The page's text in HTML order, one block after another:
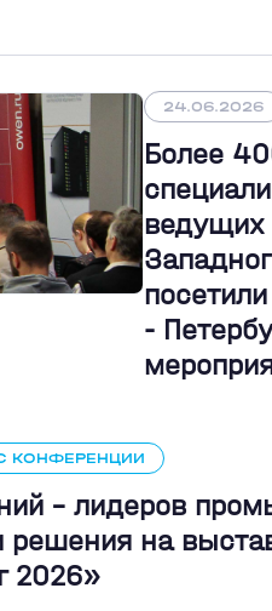
24.06.2026
Более
ведущих
-
КОНФЕРЕНЦИИ
- лидеров
решения на
2026»